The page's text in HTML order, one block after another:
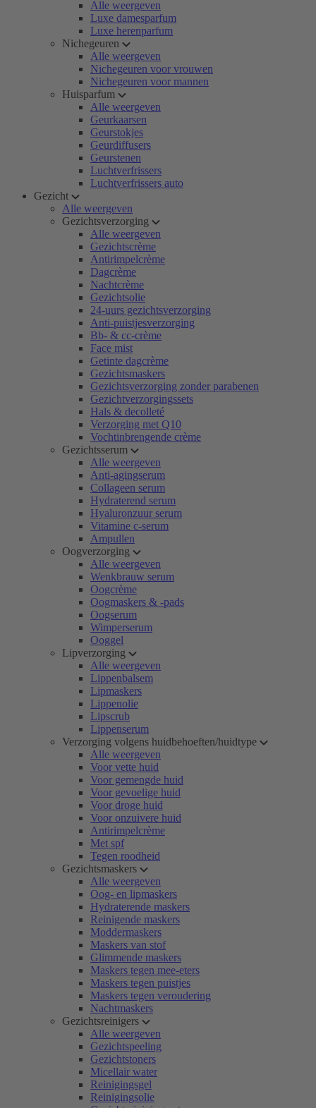
Alle weergeven
Luxe damesparfum
Luxe herenparfum
Nichegeuren
Alle weergeven
Nichegeuren voor vrouwen
Nichegeuren voor mannen
Huisparfum
Alle weergeven
Geurkaarsen
Geurstokjes
Geurdiffusers
Geurstenen
Luchtverfrissers
Luchtverfrissers auto
Gezicht
Alle weergeven
Gezichtsverzorging
Alle weergeven
Gezichtscrème
Antirimpelcrème
Dagcrème
Nachtcrème
Gezichtsolie
24-uurs gezichtsverzorging
Anti-puistjesverzorging
Bb- & cc-crème
Face mist
Getinte dagcrème
Gezichtsmaskers
Gezichtsverzorging zonder parabenen
Gezichtverzorgingssets
Hals & decolleté
Verzorging met Q10
Vochtinbrengende crème
Gezichtsserum
Alle weergeven
Anti-agingserum
Collageen serum
Hydraterend serum
Hyaluronzuur serum
Vitamine c-serum
Ampullen
Oogverzorging
Alle weergeven
Wenkbrauw serum
Oogcrème
Oogmaskers & -pads
Oogserum
Wimperserum
Ooggel
Lipverzorging
Alle weergeven
Lippenbalsem
Lipmaskers
Lippenolie
Lipscrub
Lippenserum
Verzorging volgens huidbehoeften/huidtype
Alle weergeven
Voor vette huid
Voor gemengde huid
Voor gevoelige huid
Voor droge huid
Voor onzuivere huid
Antirimpelcrème
Met spf
Tegen roodheid
Gezichtsmaskers
Alle weergeven
Oog- en lipmaskers
Hydraterende maskers
Reinigende maskers
Moddermaskers
Maskers van stof
Glimmende maskers
Maskers tegen mee-eters
Maskers tegen puistjes
Maskers tegen veroudering
Nachtmaskers
Gezichtsreinigers
Alle weergeven
Gezichtspeeling
Gezichtstoners
Micellair water
Reinigingsgel
Reinigingsolie